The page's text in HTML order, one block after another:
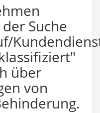
Suche
über
von